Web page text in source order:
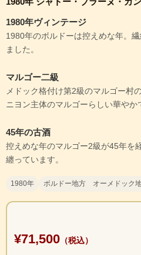
1980年ヴィンテージ
1980年のボルドーは控えめな年。
ました。
マルゴー二級
メドック格付け第2級のマルゴー村
ニヨン主体のマルゴーらしい華やか
45年の古酒
控えめな年のマルゴー2級が45年を
纏っています。
1980年 ボルドー地方 オーメドック
¥71,500 （税込）